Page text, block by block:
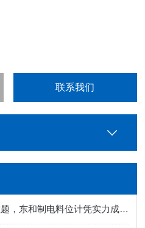
联系我们
破解复杂工业场景测量难题，东和制电料位计凭实力成为可靠选择